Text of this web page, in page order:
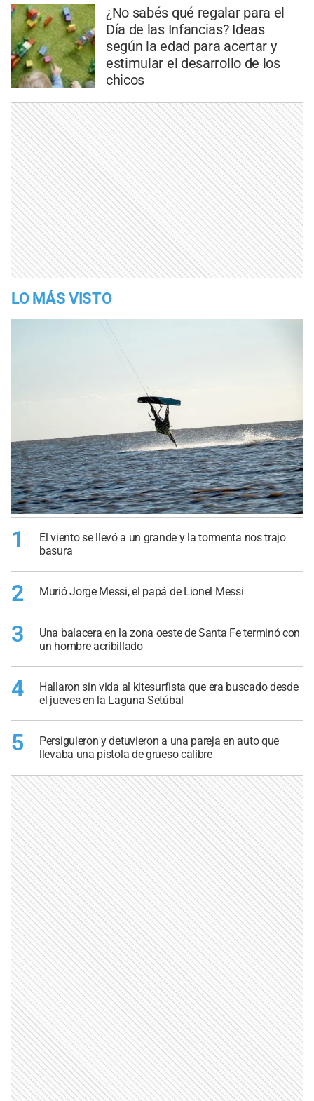
¿No sabés qué regalar para el
Día de las Infancias? Ideas
según la edad para acertar y
estimular el desarrollo de los
chicos
LO MÁS VISTO
1
El viento se llevó a un grande y la tormenta nos trajo
basura
2 Murió Jorge Messi, el papá de Lionel Messi
3
Una balacera en la zona oeste de Santa Fe terminó con
un hombre acribillado
4
Hallaron sin vida al kitesurfista que era buscado desde
el jueves en la Laguna Setúbal
5
Persiguieron y detuvieron a una pareja en auto que
llevaba una pistola de grueso calibre